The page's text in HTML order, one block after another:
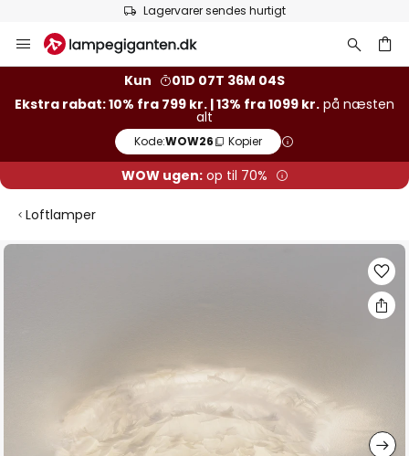
Lagervarer sendes hurtigt
to
Kun
01D 07T 36M 04S
Ekstra rabat: 10% fra 799 kr. | 13% fra 1099 kr. på næsten
alt
Kode:WOW26 Kopier
WOW ugen:op til 70%
Loftlamper
Gå